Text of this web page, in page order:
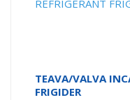
TEAVA/VALVA
FRIGIDER